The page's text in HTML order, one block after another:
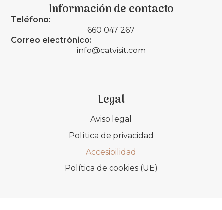
Información de contacto
Teléfono:
660 047 267
Correo electrónico:
info@catvisit.com
Legal
Aviso legal
Política de privacidad
Accesibilidad
Política de cookies (UE)